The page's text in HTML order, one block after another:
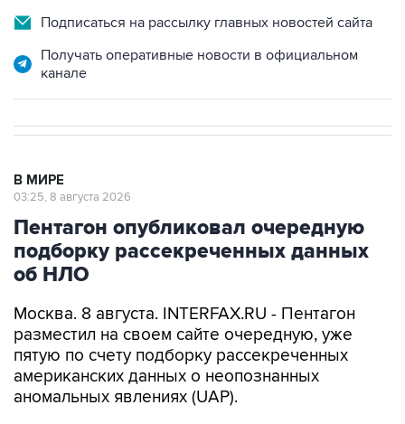
Подписаться на рассылку главных новостей сайта
Получать оперативные новости в официальном
канале
В МИРЕ
03:25, 8 августа 2026
Пентагон опубликовал очередную
подборку рассекреченных данных
об НЛО
Москва. 8 августа. INTERFAX.RU - Пентагон
разместил на своем сайте очередную, уже
пятую по счету подборку рассекреченных
американских данных о неопознанных
аномальных явлениях (UAP).